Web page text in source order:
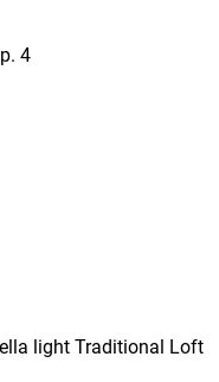
4
light Traditional Loft